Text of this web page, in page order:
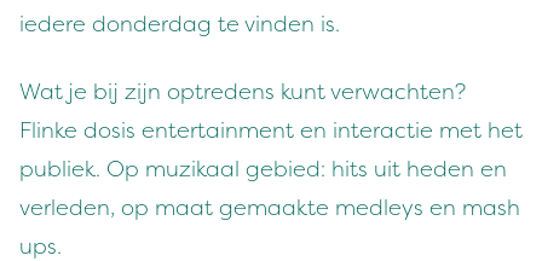
iedere donderdag te vinden is.
Wat je bij zijn optredens kunt verwachten?
Flinke dosis entertainment en interactie met het
publiek. Op muzikaal gebied: hits uit heden en
verleden, op maat gemaakte medleys en mash
ups.